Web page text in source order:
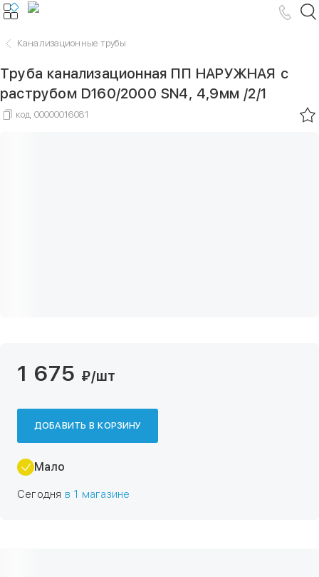
Канализационные трубы
Труба канализационная ПП НАРУЖНАЯ с
раструбом D160/2000 SN4, 4,9мм /2/1
код 00000016081
1 675 ₽/шт
ДОБАВИТЬ В КОРЗИНУ
Мало
Сегодня в 1 магазине